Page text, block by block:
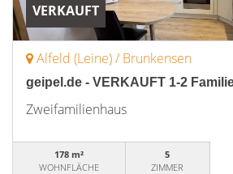
VERKAUFT
Alfeld (Leine) / Brunkensen
geipel.de - VERKAUFT 1-2
Zweifamilienhaus
178 m²
WOHNFLÄCHE
5
ZIMMER